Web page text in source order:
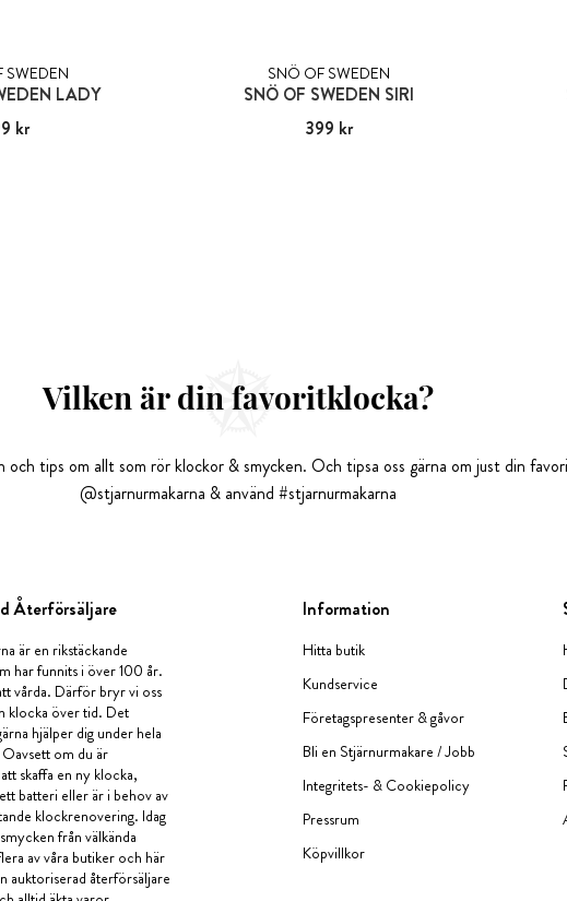
SWEDEN
LADY
199 kr
kr
SNÖ OF SWEDEN
SNÖ OF SWEDEN SIRI
Pris:399 kr
399 kr
Vilken är din favoritklocka?
och tips om allt som rör klockor & smycken. Och tipsa oss gärna om just din
@stjarnurmakarna & använd #stjarnurmakarna
Återförsäljare
är en rikstäckande
har funnits i över 100 år.
vårda. Därför bryr vi oss
klocka över tid. Det
hjälper dig under hela
om du är
skaffa en ny klocka,
batteri eller är i behov av
klockrenovering. Idag
från välkända
av våra butiker och här
auktoriserad återförsäljare
Information
Hitta butik
Kundservice
Företagspresenter & gåvor
Bli en Stjärnurmakare / Jobb
Integritets- & Cookiepolicy
Pressrum
Köpvillkor